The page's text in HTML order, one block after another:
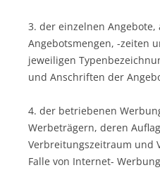
3. der einzelnen
Angebotsmengen, -zeiten
jeweiligen
und Anschriften der
4. der betriebenen
Werbeträgern, deren
Verbreitungszeitraum und
Falle von Internet-